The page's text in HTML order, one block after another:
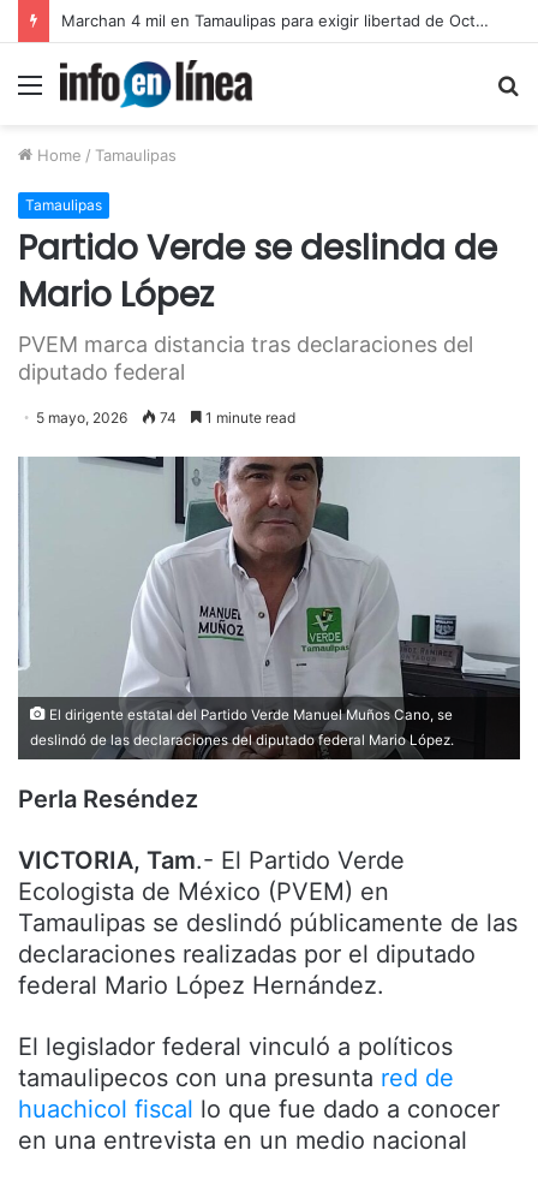
Catean predio en Victoria y aseguran autotanques por presunto huachicol
Menu
Home / Tamaulipas
Tamaulipas
Partido Verde se deslinda de
Mario López
PVEM marca distancia tras declaraciones del
diputado federal
5 mayo, 2026 74 1 minute read
El dirigente estatal del Partido Verde Manuel Muños Cano, se
deslindó de las declaraciones del diputado federal Mario López.
Perla Reséndez
VICTORIA, Tam.- El Partido Verde
Ecologista de México (PVEM) en
Tamaulipas se deslindó públicamente de las
declaraciones realizadas por el diputado
federal Mario López Hernández.
El legislador federal vinculó a políticos
tamaulipecos con una presunta red de
huachicol fiscal lo que fue dado a conocer
en una entrevista en un medio nacional